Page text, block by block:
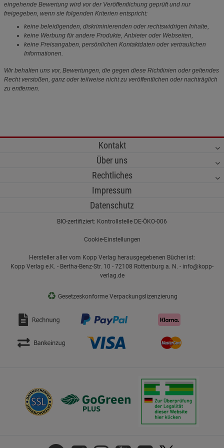
eingehende Bewertung wird vor der Veröffentlichung geprüft und nur
freigegeben, wenn sie folgenden Kriterien entspricht:
keine beleidigenden, diskriminierenden oder rechtswidrigen Inhalte,
keine Werbung für andere Produkte, Anbieter oder Webseiten,
keine Preisangaben, persönlichen Kontaktdaten oder vertraulichen
Informationen.
Wir behalten uns vor, Bewertungen, die gegen diese Richtlinien oder geltendes
Recht verstoßen, ganz oder teilweise nicht zu veröffentlichen oder nachträglich
zu entfernen.
Kontakt
Über uns
Rechtliches
Impressum
Datenschutz
BIO-zertifiziert: Kontrollstelle DE-ÖKO-006
Cookie-Einstellungen
Hersteller aller vom Kopp Verlag herausgegebenen Bücher ist:
Kopp Verlag e.K. - Bertha-Benz-Str. 10 - 72108 Rottenburg a. N. - info@kopp-
verlag.de
♻ Gesetzeskonforme Verpackungslizenzierung